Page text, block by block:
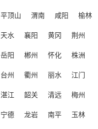
平顶山 渭南 咸阳 榆林
天水 襄阳 黄冈 荆州
岳阳 郴州 怀化 株洲
台州 衢州 丽水 江门
湛江 韶关 清远 梅州
宁德 龙岩 南平 玉林